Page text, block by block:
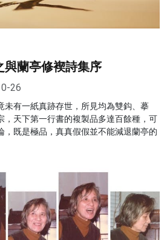
蘭亭修褉詩集序
26
未有一紙真跡存世，所見均為雙鈎、摹
，天下第一行書的複製品多達百餘種，可
，既是極品，真真假假並不能減退蘭亭的